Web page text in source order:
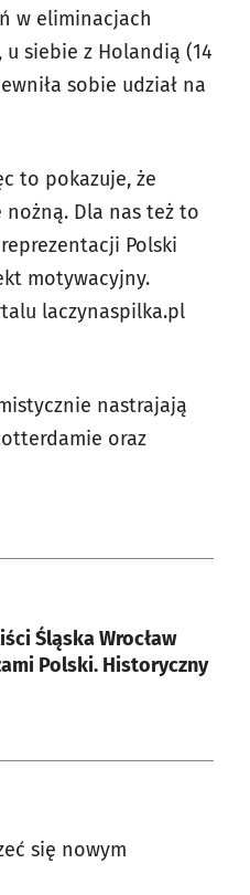
w eliminacjach
siebie z Holandią (14
sobie udział na
to pokazuje, że
Dla nas też to
Polski
motywacyjny.
laczynaspilka.pl
nastrajają
oraz
Śląska Wrocław
Polski. Historyczny
się nowym